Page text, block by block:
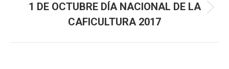
Publicación
siguiente:
1 DE OCTUBRE DÍA NACIONAL DE LA
CAFICULTURA 2017